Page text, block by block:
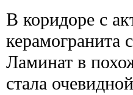
В коридоре с
керамогранита
Ламинат в
стала